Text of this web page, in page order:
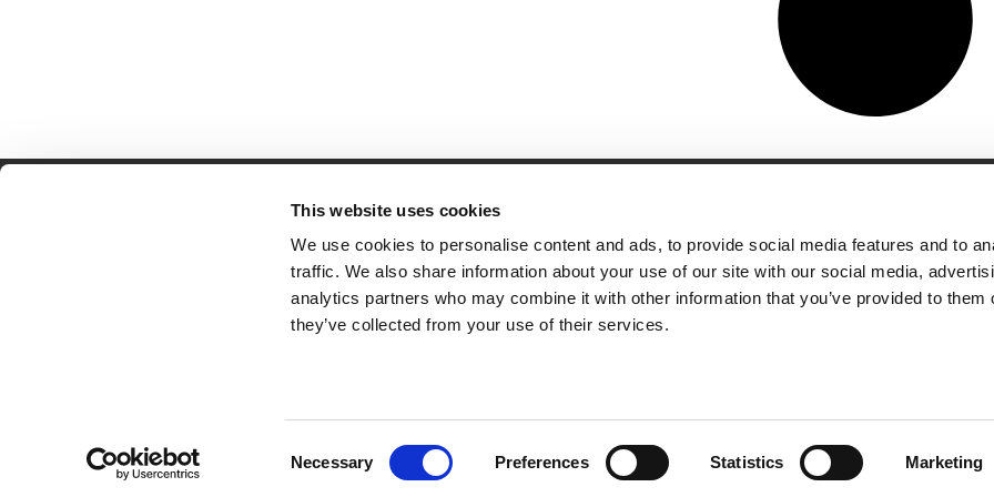
This website uses cookies
We use cookies to personalise content and ads, to provide social media features and to
traffic. We also share information about your use of our site with our social media,
analytics partners who may combine it with other information that you’ve provided to them
they’ve collected from your use of their services.
Necessary Preferences Statistics Marketing
Partner van mentoren Handige links
Missie & visie
Klachtenprocedure
Veelgestelde vragen
Algemene voorwaarden
Computerweg 21
1033 RH
020-4215129
Algemene voorwaarden Privacy